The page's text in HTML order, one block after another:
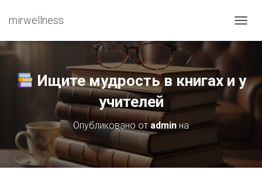
mirwellness
Ищите мудрость в книгах и у
учителей
Опубликовано отadmin на